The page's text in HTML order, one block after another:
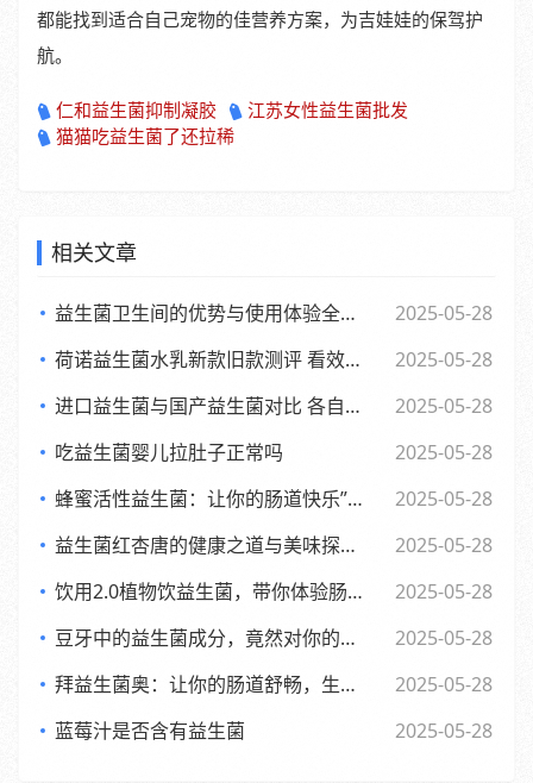
都能找到适合自己宠物的佳营养方案，为吉娃娃的保驾护
航。
仁和益生菌抑制凝胶
江苏女性益生菌批发
猫猫吃益生菌了还拉稀
相关文章
益生菌卫生间的优势与使用体验全面解析
2025-05-28
荷诺益生菌水乳新款旧款测评 看效果差异与使用感受
2025-05-28
进口益生菌与国产益生菌对比 各自优势及消费者该如何选择
2025-05-28
吃益生菌婴儿拉肚子正常吗
2025-05-28
蜂蜜活性益生菌：让你的肠道快乐”起来，享受生活每一天
2025-05-28
益生菌红杏唐的健康之道与美味探索之旅
2025-05-28
饮用2.0植物饮益生菌，带你体验肠道的全新活力风暴
2025-05-28
豆牙中的益生菌成分，竟然对你的肠道有如此奇妙的影响
2025-05-28
拜益生菌奥：让你的肠道舒畅，生活更轻松的小助手”
2025-05-28
蓝莓汁是否含有益生菌
2025-05-28